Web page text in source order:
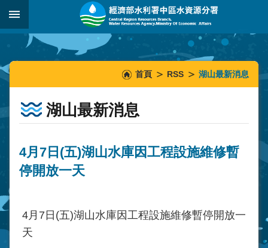
跳到主要內容區塊
:::
::::::
首頁 RSS 湖山最新消息
湖山最新消息
4月7日(五)湖山水庫因工程設施維修暫
停開放一天
4月7日(五)湖山水庫因工程設施維修暫停開放一
天